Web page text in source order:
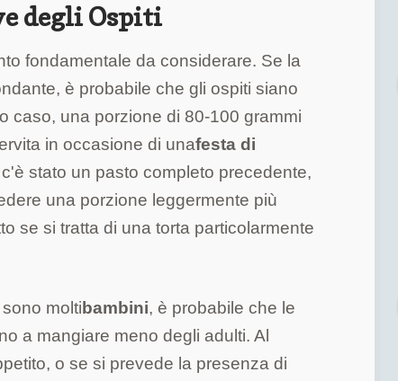
degli Ospiti
fondamentale da considerare. Se la
è probabile che gli ospiti siano
caso, una porzione di 80-100 grammi
in occasione di unafesta di
stato un pasto completo precedente,
una porzione leggermente più
se si tratta di una torta particolarmente
molti bambini, è probabile che le
a mangiare meno degli adulti. Al
o se si prevede la presenza di